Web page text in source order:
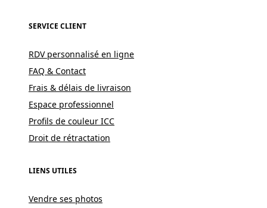
SERVICE CLIENT
RDV personnalisé en ligne
FAQ & Contact
Frais & délais de livraison
Espace professionnel
Profils de couleur ICC
Droit de rétractation
LIENS UTILES
Vendre ses photos